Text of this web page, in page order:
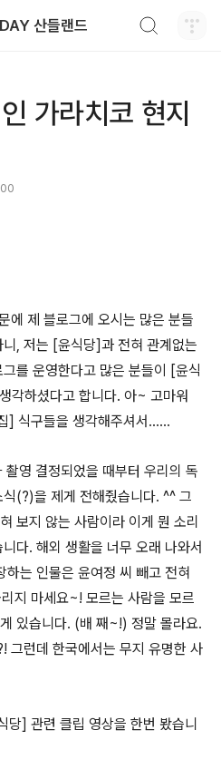
산들랜드
가라치코 현지
제 블로그에 오시는 많은 분들
, 저는 [윤식당]과 전혀 관계없는
를 운영한다고 많은 분들이 [윤식
각하셨다고 합니다. 아~ 고마워
] 식구들을 생각해주셔서......
영 결정되었을 때부터 우리의 독
(?)을 제게 전해줬습니다. ^^ 그
보지 않는 사람이라 이게 뭔 소리
다. 해외 생활을 너무 오래 나와서
는 인물은 윤여정 씨 빼고 전혀
지 마세요~! 모르는 사람을 모르
있습니다. (배 째~!) 정말 몰라요.
그런데 한국에서는 무지 유명한 사
당] 관련 클립 영상을 한번 봤습니